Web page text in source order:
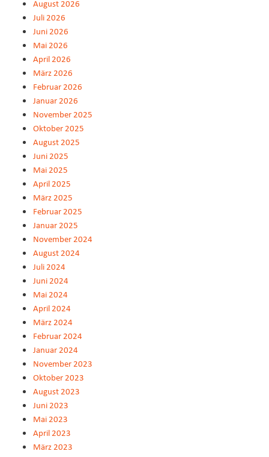
August 2026
Juli 2026
Juni 2026
Mai 2026
April 2026
März 2026
Februar 2026
Januar 2026
November 2025
Oktober 2025
August 2025
Juni 2025
Mai 2025
April 2025
März 2025
Februar 2025
Januar 2025
November 2024
August 2024
Juli 2024
Juni 2024
Mai 2024
April 2024
März 2024
Februar 2024
Januar 2024
November 2023
Oktober 2023
August 2023
Juni 2023
Mai 2023
April 2023
März 2023